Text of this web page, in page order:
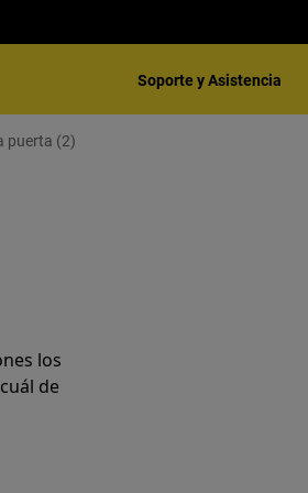
Soporte y Asistencia
puerta (2)
los
de